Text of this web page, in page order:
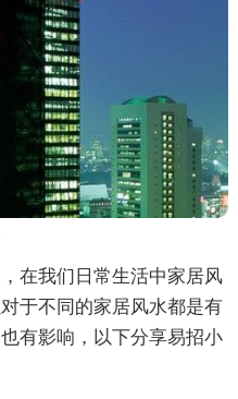
在我们日常生活中家居风
于不同的家居风水都是有
有影响，以下分享易招小